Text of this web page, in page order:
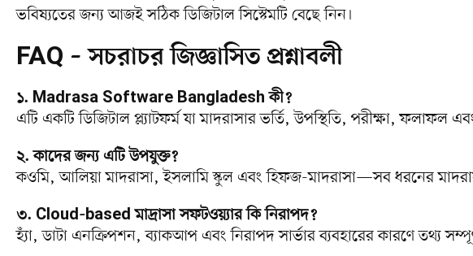
ভবিষ্যতের জন্য আজই সঠিক ডিজিটাল সিস্টেমটি বেছে নিন।
FAQ – সচরাচর জিজ্ঞাসিত প্রশ্নাবলী
১. Madrasa Software Bangladesh কী?
এটি একটি ডিজিটাল প্ল্যাটফর্ম যা মাদরাসার ভর্তি, উপস্থিতি, পরীক্ষা, ফলাফল
২. কাদের জন্য এটি উপযুক্ত?
কওমি, আলিয়া মাদরাসা, ইসলামি স্কুল এবং হিফজ-মাদরাসা—সব ধরনের
৩. Cloud-based মাদ্রাসা সফটওয়্যার কি নিরাপদ?
হ্যাঁ, ডাটা এনক্রিপশন, ব্যাকআপ এবং নিরাপদ সার্ভার ব্যবহারের কারণে তথ্য